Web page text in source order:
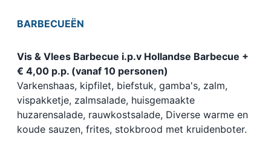
BARBECUEËN
Vis & Vlees Barbecue i.p.v Hollandse Barbecue +
€ 4,00 p.p. (vanaf 10 personen)
Varkenshaas, kipfilet, biefstuk, gamba's, zalm,
vispakketje, zalmsalade, huisgemaakte
huzarensalade, rauwkostsalade, Diverse warme en
koude sauzen, frites, stokbrood met kruidenboter.